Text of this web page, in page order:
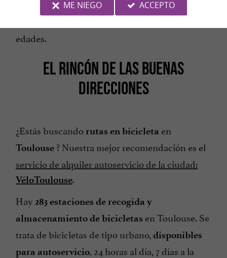
instalaciones deportivas áreas de juego
edades.
EL RINCÓN DE LAS BUENAS
DIRECCIONES
¿Estás buscando rutas en bicicleta en
Toulouse ? Nuestra mejor recomendación es el
servicio de alquiler autoservicio de la ciudad:
VéloToulouse.
Hay 283 estaciones de recogida y
almacenamiento de bicicletas en Toulouse. Se
trata de bicicletas de tipo urbano, disponibles
para autoservicio, 24 horas al día, 7 días a la
ME NIEGO
ACCEPTO